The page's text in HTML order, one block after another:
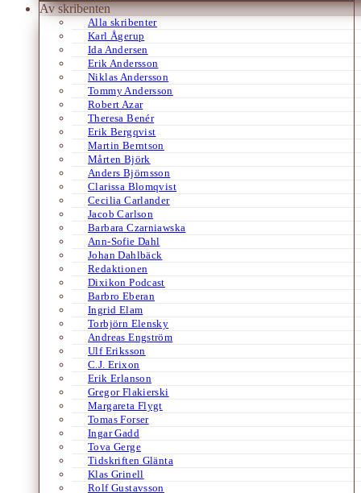
Av skribenten
Alla skribenter
Karl Ågerup
Ida Andersen
Erik Andersson
Niklas Andersson
Tommy Andersson
Robert Azar
Theresa Benér
Erik Bergqvist
Martin Berntson
Mårten Björk
Anders Björnsson
Clarissa Blomqvist
Cecilia Carlander
Jacob Carlson
Barbara Czarniawska
Ann-Sofie Dahl
Johan Dahlbäck
Redaktionen
Dixikon Podcast
Barbro Eberan
Ingrid Elam
Torbjörn Elensky
Andreas Engström
Ulf Eriksson
C.J. Erixon
Erik Erlanson
Gregor Flakierski
Margareta Flygt
Tomas Forser
Ingar Gadd
Tova Gerge
Tidskriften Glänta
Klas Grinell
Rolf Gustavsson